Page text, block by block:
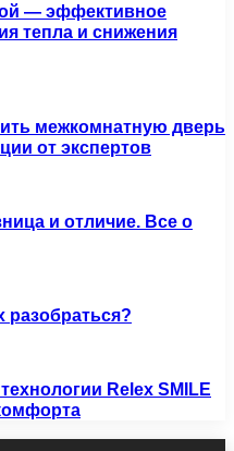
— эффективное
тепла и снижения
межкомнатную дверь
от экспертов
и отличие. Все о
разобраться?
Relex SMILE